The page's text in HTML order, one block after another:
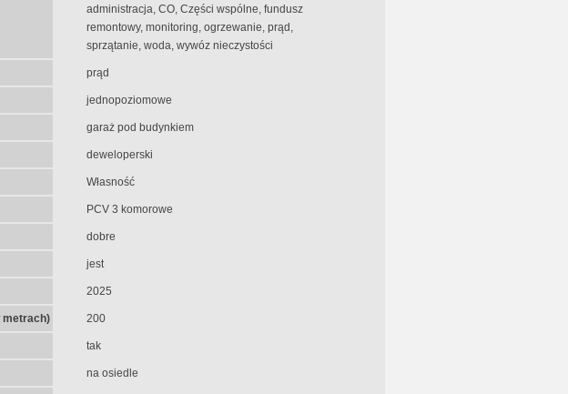
administracja, CO, Części wspólne, fundusz
remontowy, monitoring, ogrzewanie, prąd,
sprzątanie, woda, wywóz nieczystości
prąd
jednopoziomowe
garaż pod budynkiem
deweloperski
Własność
PCV 3 komorowe
dobre
jest
2025
metrach) 200
tak
na osiedle